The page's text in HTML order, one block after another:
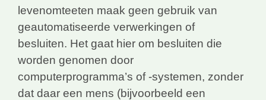
levenomteeten maak geen gebruik van
geautomatiseerde verwerkingen of
besluiten. Het gaat hier om besluiten die
worden genomen door
computerprogramma’s of -systemen, zonder
dat daar een mens (bijvoorbeeld een